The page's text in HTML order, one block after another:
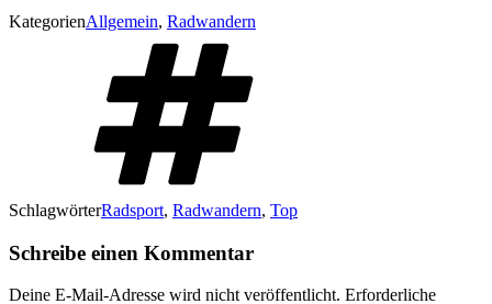
KategorienAllgemein, Radwandern
SchlagwörterRadsport, Radwandern, Top
Schreibe einen Kommentar
Deine E-Mail-Adresse wird nicht veröffentlicht. Erforderliche